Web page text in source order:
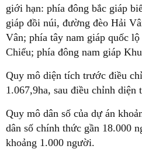
giới hạn: phía đông bắc giáp
giáp đồi núi, đường đèo Hải
Vân; phía tây nam giáp quốc
Chiểu; phía đông nam giáp
Quy mô diện tích trước điều
1.067,9ha, sau điều chỉnh diện
Quy mô dân số của dự án
dân số chính thức gần 18.000
khoảng 1.000 người.